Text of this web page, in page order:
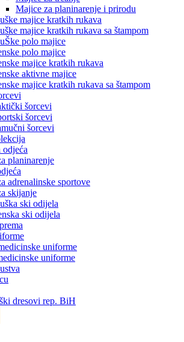
Majice za planinarenje i prirodu
majice kratkih rukava
majice kratkih rukava sa štampom
polo majice
polo majice
majice kratkih rukava
aktivne majice
majice kratkih rukava sa štampom
šorcevi
šorcevi
šorcevi
planinarenje
adrenalinske sportove
skijanje
ski odijela
ski odijela
uniforme
uniforme
dresovi rep. BiH